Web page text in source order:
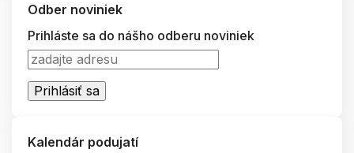
Odber noviniek
Prihláste sa do nášho odberu noviniek
Kalendár podujatí